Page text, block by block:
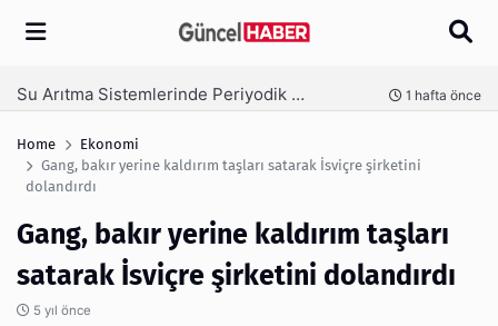
Arama 3 hafta önce
Home
Ekonomi
Gang, bakır yerine kaldırım taşları satarak İsviçre şirketini
dolandırdı
Gang, bakır yerine kaldırım taşları
satarak İsviçre şirketini dolandırdı
5 yıl önce